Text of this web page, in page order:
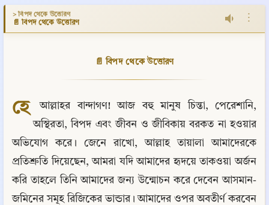
> বিপদ থেকে উত্তোরণ
📄 বিপদ থেকে উত্তোরণ ⋮
📄 বিপদ থেকে উত্তোরণ
হে
আল্লাহর বান্দাগণ! আজ বহু মানুষ চিন্তা, পেরেশানি,
অস্থিরতা, বিপদ এবং জীবন ও জীবিকায় বরকত না হওয়ার
অভিযোগ করে। জেনে রাখো, আল্লাহ তায়ালা আমাদেরকে
প্রতিশ্রুতি দিয়েছেন, আমরা যদি আমাদের হৃদয়ে তাকওয়া অর্জন
করি তাহলে তিনি আমাদের জন্য উন্মোচন করে দেবেন আসমান-
জমিনের সমূহ রিজিকের ভান্ডার। আমাদের ওপর অবতীর্ণ করবেন